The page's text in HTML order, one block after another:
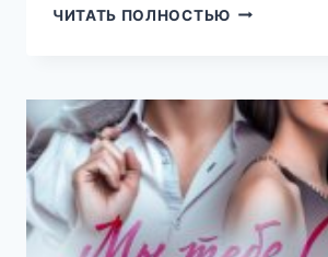
ЧИТАТЬ ПОЛНОСТЬЮ СЫНОВЬЯ
ЯНТАРНАЯ)